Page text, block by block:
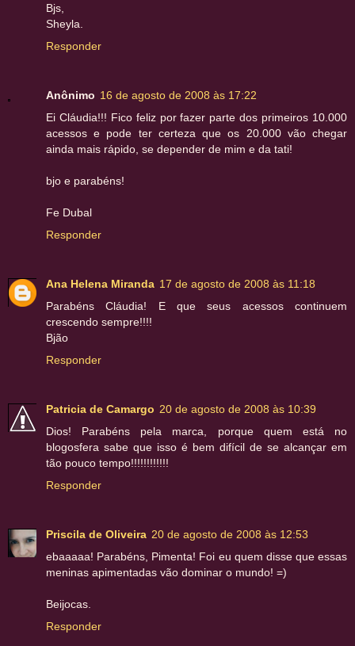
Bjs,
Sheyla.
Responder
Anônimo 16 de agosto de 2008 às 17:22
Ei Cláudia!!! Fico feliz por fazer parte dos primeiros 10.000
acessos e pode ter certeza que os 20.000 vão chegar
ainda mais rápido, se depender de mim e da tati!
bjo e parabéns!
Fe Dubal
Responder
Ana Helena Miranda 17 de agosto de 2008 às 11:18
Parabéns Cláudia! E que seus acessos continuem
crescendo sempre!!!!
Bjão
Responder
Patricia de Camargo 20 de agosto de 2008 às 10:39
Dios! Parabéns pela marca, porque quem está no
blogosfera sabe que isso é bem difícil de se alcançar em
tão pouco tempo!!!!!!!!!!!!
Responder
Priscila de Oliveira 20 de agosto de 2008 às 12:53
ebaaaaa! Parabéns, Pimenta! Foi eu quem disse que essas
meninas apimentadas vão dominar o mundo! =)
Beijocas.
Responder